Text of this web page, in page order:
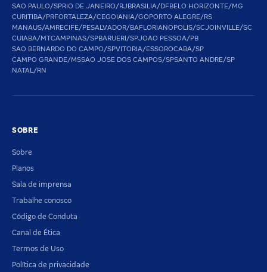
SAO PAULO/SPRIO DE JANEIRO/RJBRASILIA/DFBELO HORIZONTE/MG
CURITIBA/PRFORTALEZA/CEGOIANIA/GOPORTO ALEGRE/RS
MANAUS/AMRECIFE/PESALVADOR/BAFLORIANOPOLIS/SCJOINVILLE/SC
CUIABA/MTCAMPINAS/SPBARUERI/SPJOAO PESSOA/PB
SAO BERNARDO DO CAMPO/SPVITORIA/ESSOROCABA/SP
CAMPO GRANDE/MSSAO JOSE DOS CAMPOS/SPSANTO ANDRE/SP
NATAL/RN
SOBRE
Sobre
Planos
Sala de imprensa
Trabalhe conosco
Código de Conduta
Canal de Ética
Termos de Uso
Política de privacidade